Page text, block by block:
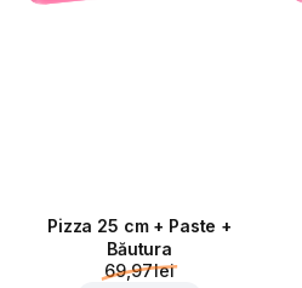
Pizza 25 cm + Paste +
Băutura
69,97 lei